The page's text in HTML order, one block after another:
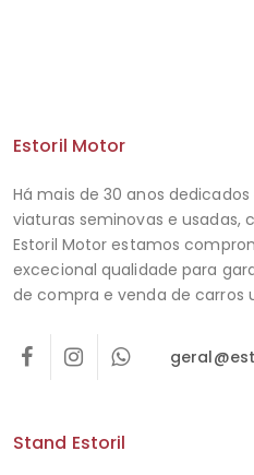
Estoril Motor
Há mais de 30 anos
viaturas seminovas e usadas,
Estoril Motor estamos
excecional qualidade para
de compra e venda de carros
Stand Estoril